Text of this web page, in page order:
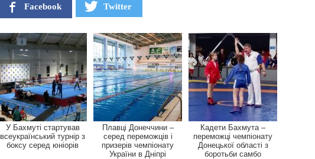
Facebook Twitter
У Бахмуті стартував
всеукраїнський турнір з
боксу серед юніорів
Плавці Донеччини –
серед переможців і
призерів чемпіонату
України в Дніпрі
Кадети Бахмута –
переможці чемпіонату
Донецької області з
боротьби самбо